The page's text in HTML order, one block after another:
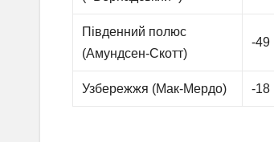
Південний полюс
(Амундсен-Скотт)
-49
Узбережжя (Мак-Мердо) -18